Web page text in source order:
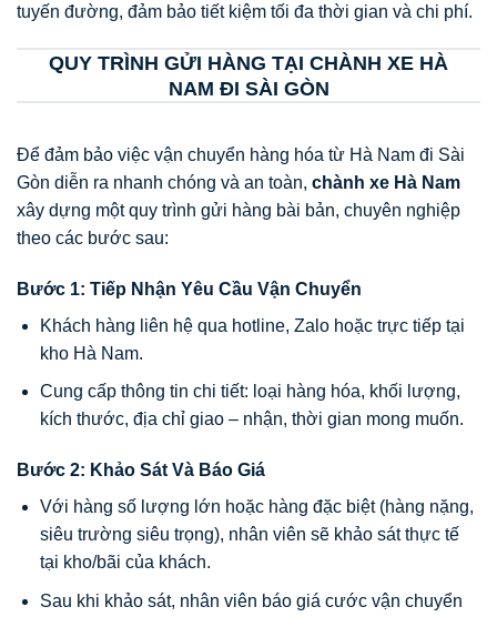
tuyến đường, đảm bảo tiết kiệm tối đa thời gian và chi phí.
QUY TRÌNH GỬI HÀNG TẠI CHÀNH XE HÀ
NAM ĐI SÀI GÒN
Để đảm bảo việc vận chuyển hàng hóa từ Hà Nam đi Sài
Gòn diễn ra nhanh chóng và an toàn, chành xe Hà Nam
xây dựng một quy trình gửi hàng bài bản, chuyên nghiệp
theo các bước sau:
Bước 1: Tiếp Nhận Yêu Cầu Vận Chuyển
Khách hàng liên hệ qua hotline, Zalo hoặc trực tiếp tại
kho Hà Nam.
Cung cấp thông tin chi tiết: loại hàng hóa, khối lượng,
kích thước, địa chỉ giao – nhận, thời gian mong muốn.
Bước 2: Khảo Sát Và Báo Giá
Với hàng số lượng lớn hoặc hàng đặc biệt (hàng nặng,
siêu trường siêu trọng), nhân viên sẽ khảo sát thực tế
tại kho/bãi của khách.
Sau khi khảo sát, nhân viên báo giá cước vận chuyển